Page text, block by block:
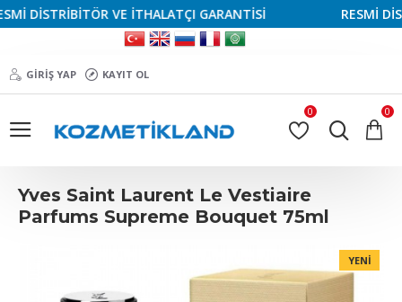
DİSTRİBİTÖR VE İTHALATÇI GARANTİSİ RESMİ
GIRIŞ YAP KAYIT OL
0 0
Yves Saint Laurent Le Vestiaire
Parfums Supreme Bouquet 75ml
YENI